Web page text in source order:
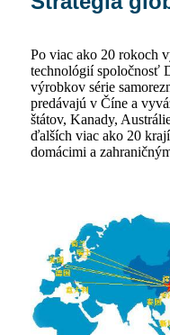
Po viac ako 20 rokoch
technológií spoločnosť
výrobkov série
predávajú v Číne a
štátov, Kanady,
ďalších viac ako 20
domácimi a